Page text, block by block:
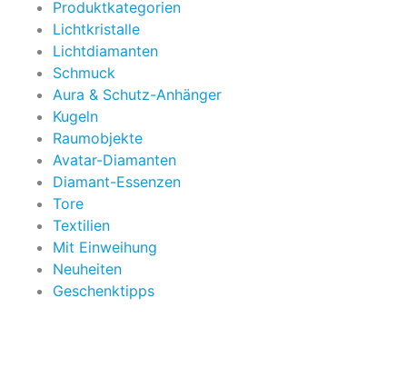
Produktkategorien
Lichtkristalle
Lichtdiamanten
Schmuck
Aura & Schutz-Anhänger
Kugeln
Raumobjekte
Avatar-Diamanten
Diamant-Essenzen
Tore
Textilien
Mit Einweihung
Neuheiten
Geschenktipps